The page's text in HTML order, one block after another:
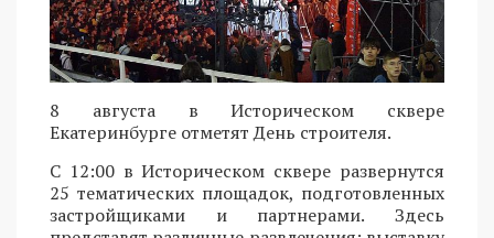
8 августа в Историческом сквере
Екатеринбурге отметят День строителя.
С 12:00 в Историческом сквере развернутся
25 тематических площадок, подготовленных
застройщиками и партнерами. Здесь